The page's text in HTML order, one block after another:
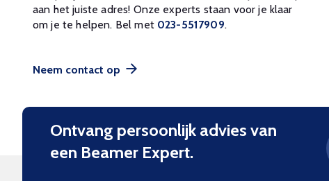
aan het juiste adres! Onze experts staan voor je klaar
om je te helpen. Bel met 023-5517909.
Neem contact op
Ontvang persoonlijk advies van
een Beamer Expert.